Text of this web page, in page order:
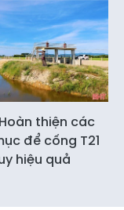
Hoàn thiện các
để cống T21
hiệu quả